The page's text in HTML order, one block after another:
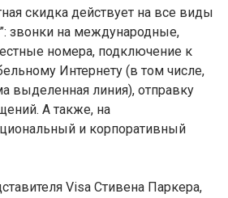
скидка действует на все виды
звонки на международные,
номера, подключение к
Интернету (в том числе,
выделенная линия), отправку
А также, на
и корпоративный
Visa Стивена Паркера,